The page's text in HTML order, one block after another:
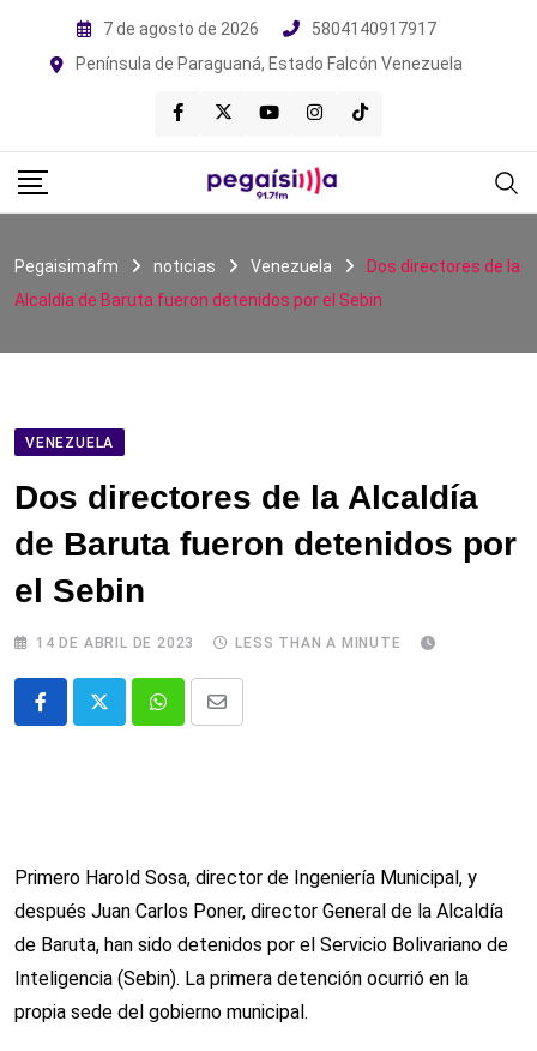
7 de agosto de 2026
5804140917917
Península de Paraguaná, Estado Falcón Venezuela
Pegaisimafm noticias Venezuela
Dos directores de la
Alcaldía de Baruta fueron detenidos por el Sebin
VENEZUELA
Dos directores de la Alcaldía
de Baruta fueron detenidos por
el Sebin
14 DE ABRIL DE 2023 LESS THAN A MINUTE
WhatsappComparte
Primero Harold Sosa, director de Ingeniería Municipal, y
después Juan Carlos Poner, director General de la Alcaldía
de Baruta, han sido detenidos por el Servicio Bolivariano de
Inteligencia (Sebin). La primera detención ocurrió en la
propia sede del gobierno municipal.